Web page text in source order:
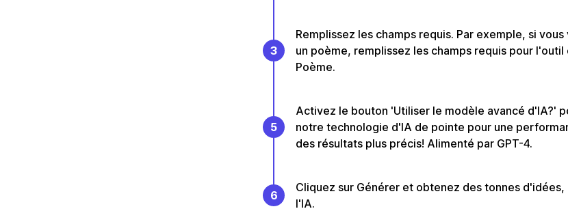
3
Remplissez les champs requis. Par exemple, si
un poème, remplissez les champs requis pour
Poème.
5
Activez le bouton 'Utiliser le modèle avancé d'IA?'
notre technologie d'IA de pointe pour une
des résultats plus précis! Alimenté par GPT-4.
6
Cliquez sur Générer et obtenez des tonnes
l'IA.